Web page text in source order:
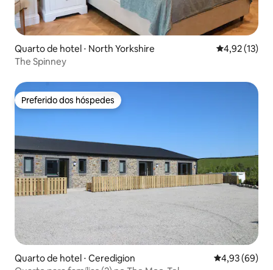
Quarto de hotel ⋅ North Yorkshire 4,92 de uma
4,92 (13)
The Spinney
Preferido dos hóspedes
Preferido dos hóspedes
Quarto de hotel ⋅ Ceredigion 4,93 de uma
4,93 (69)